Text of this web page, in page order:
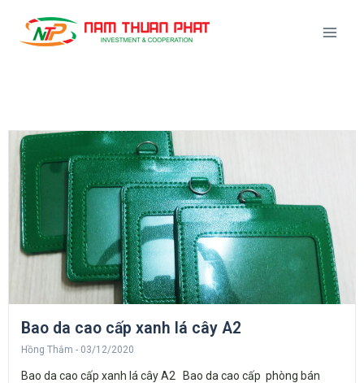
Bao da cao cấp xanh lá cây A2
Hồng Thắm 03/12/2020
Bao da cao cấp xanh lá cây A2 Bao da cao cấp phòng bán